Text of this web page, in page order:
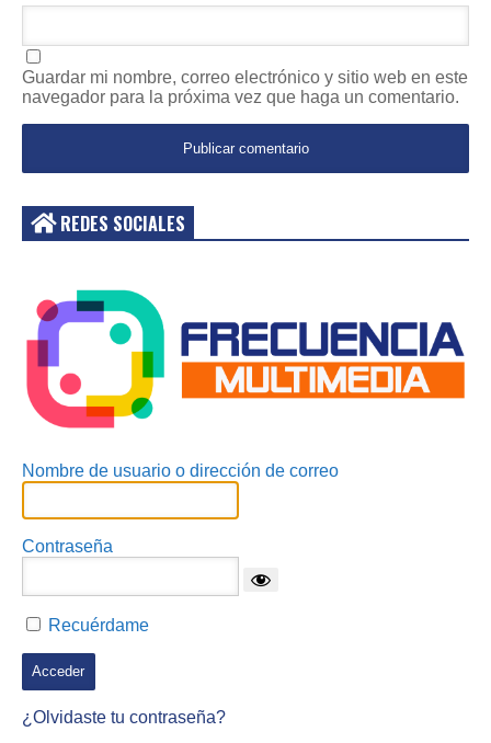
Guardar mi nombre, correo electrónico y sitio web en este
navegador para la próxima vez que haga un comentario.
REDES SOCIALES
Nombre de usuario o dirección de correo
Contraseña
Recuérdame
¿Olvidaste tu contraseña?